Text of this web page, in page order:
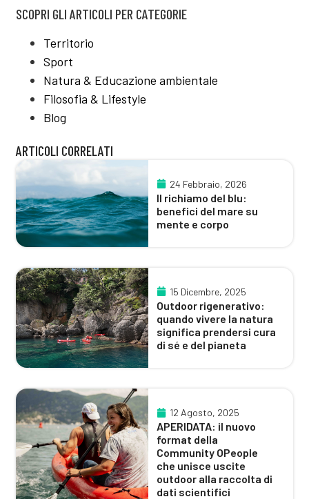
SCOPRI GLI ARTICOLI PER CATEGORIE
Territorio
Sport
Natura & Educazione ambientale
Filosofia & Lifestyle
Blog
ARTICOLI CORRELATI
24 Febbraio, 2026
Il richiamo del blu:
benefici del mare su
mente e corpo
15 Dicembre, 2025
Outdoor rigenerativo:
quando vivere la natura
significa prendersi cura
di sé e del pianeta
12 Agosto, 2025
APERIDATA: il nuovo
format della
Community OPeople
che unisce uscite
outdoor alla raccolta di
dati scientifici